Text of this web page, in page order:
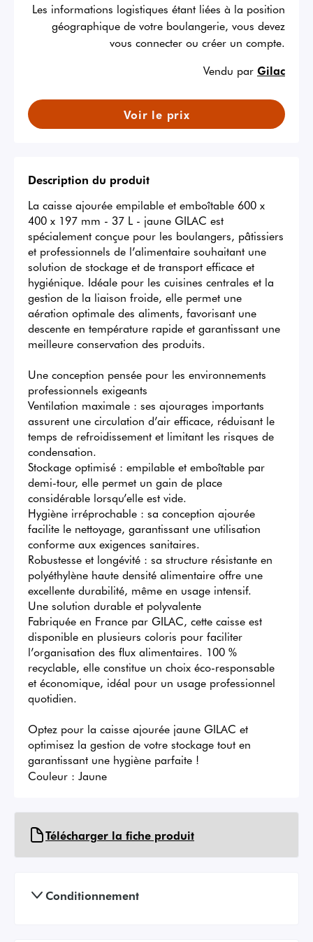
Les informations logistiques étant liées à la position
géographique de votre boulangerie, vous devez
vous connecter ou créer un compte.
Vendu par Gilac
Voir le prix
Description du produit
La caisse ajourée empilable et emboîtable 600 x
400 x 197 mm - 37 L - jaune GILAC est
spécialement conçue pour les boulangers, pâtissiers
et professionnels de l’alimentaire souhaitant une
solution de stockage et de transport efficace et
hygiénique. Idéale pour les cuisines centrales et la
gestion de la liaison froide, elle permet une
aération optimale des aliments, favorisant une
descente en température rapide et garantissant une
meilleure conservation des produits.
Une conception pensée pour les environnements
professionnels exigeants
Ventilation maximale : ses ajourages importants
assurent une circulation d’air efficace, réduisant le
temps de refroidissement et limitant les risques de
condensation.
Stockage optimisé : empilable et emboîtable par
demi-tour, elle permet un gain de place
considérable lorsqu’elle est vide.
Hygiène irréprochable : sa conception ajourée
facilite le nettoyage, garantissant une utilisation
conforme aux exigences sanitaires.
Robustesse et longévité : sa structure résistante en
polyéthylène haute densité alimentaire offre une
excellente durabilité, même en usage intensif.
Une solution durable et polyvalente
Fabriquée en France par GILAC, cette caisse est
disponible en plusieurs coloris pour faciliter
l’organisation des flux alimentaires. 100 %
recyclable, elle constitue un choix éco-responsable
et économique, idéal pour un usage professionnel
quotidien.
Optez pour la caisse ajourée jaune GILAC et
optimisez la gestion de votre stockage tout en
garantissant une hygiène parfaite !
Couleur : Jaune
Télécharger la fiche produit
Conditionnement